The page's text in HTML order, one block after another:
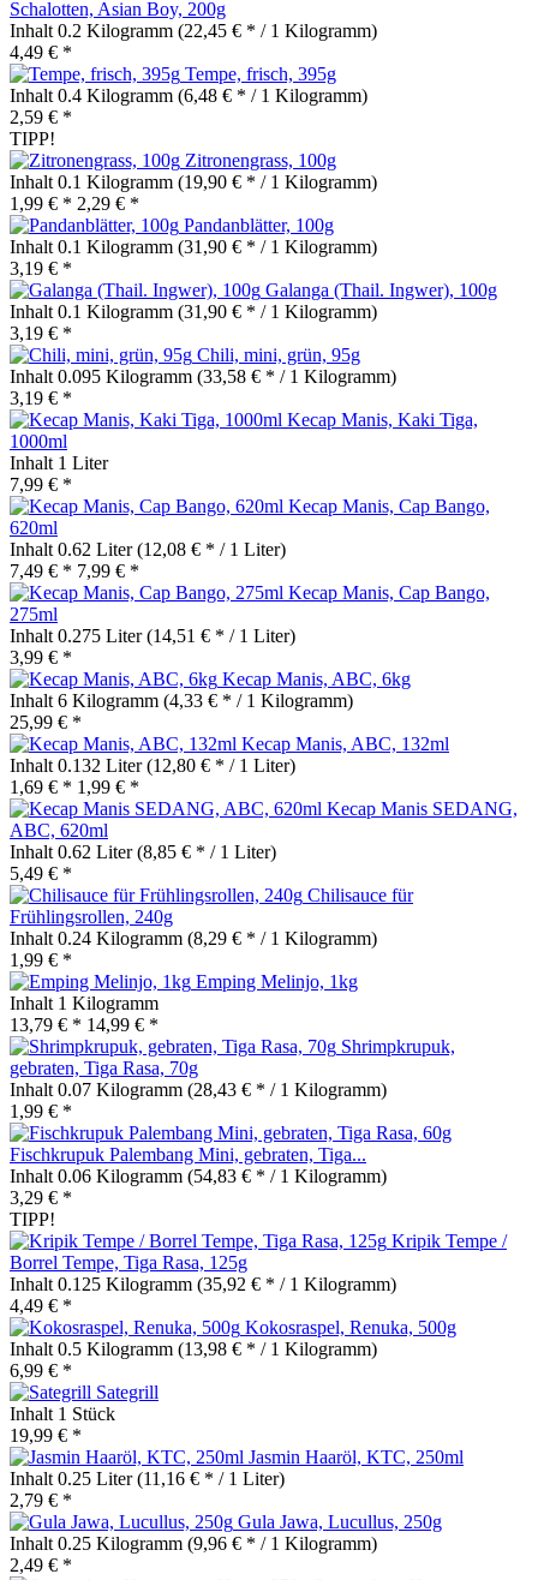
Schalotten, Asian Boy, 200g
Inhalt 0.2 Kilogramm (22,45 € * / 1 Kilogramm)
4,49 € *
Tempe, frisch, 395g
Inhalt 0.4 Kilogramm (6,48 € * / 1 Kilogramm)
2,59 € *
TIPP!
Zitronengrass, 100g
Inhalt 0.1 Kilogramm (19,90 € * / 1 Kilogramm)
1,99 € * 2,29 € *
Pandanblätter, 100g
Inhalt 0.1 Kilogramm (31,90 € * / 1 Kilogramm)
3,19 € *
Galanga (Thail. Ingwer), 100g
Inhalt 0.1 Kilogramm (31,90 € * / 1 Kilogramm)
3,19 € *
Chili, mini, grün, 95g
Inhalt 0.095 Kilogramm (33,58 € * / 1 Kilogramm)
3,19 € *
Kecap Manis, Kaki Tiga,
1000ml
Inhalt 1 Liter
7,99 € *
Kecap Manis, Cap Bango,
620ml
Inhalt 0.62 Liter(12,08 € * / 1 Liter)
7,49 € * 7,99 € *
Kecap Manis, Cap Bango,
275ml
Inhalt 0.275 Liter(14,51 € * / 1 Liter)
3,99 € *
Kecap Manis, ABC, 6kg
Inhalt 6 Kilogramm (4,33 € * / 1 Kilogramm)
25,99 € *
Kecap Manis, ABC, 132ml
Inhalt 0.132 Liter(12,80 € * / 1 Liter)
1,69 € * 1,99 € *
Kecap Manis SEDANG,
ABC, 620ml
Inhalt 0.62 Liter(8,85 € * / 1 Liter)
5,49 € *
Chilisauce für
Frühlingsrollen, 240g
Inhalt 0.24 Kilogramm (8,29 € * / 1 Kilogramm)
1,99 € *
Emping Melinjo, 1kg
Inhalt 1 Kilogramm
13,79 € * 14,99 € *
Shrimpkrupuk,
gebraten, Tiga Rasa, 70g
Inhalt 0.07 Kilogramm (28,43 € * / 1 Kilogramm)
1,99 € *
Fischkrupuk Palembang Mini, gebraten, Tiga...
Inhalt 0.06 Kilogramm (54,83 € * / 1 Kilogramm)
3,29 € *
TIPP!
Kripik Tempe /
Borrel Tempe, Tiga Rasa, 125g
Inhalt 0.125 Kilogramm (35,92 € * / 1 Kilogramm)
4,49 € *
Kokosraspel, Renuka, 500g
Inhalt 0.5 Kilogramm (13,98 € * / 1 Kilogramm)
6,99 € *
Sategrill
Inhalt 1 Stück
19,99 € *
Jasmin Haaröl, KTC, 250ml
Inhalt 0.25 Liter(11,16 € * / 1 Liter)
2,79 € *
Gula Jawa, Lucullus, 250g
Inhalt 0.25 Kilogramm (9,96 € * / 1 Kilogramm)
2,49 € *